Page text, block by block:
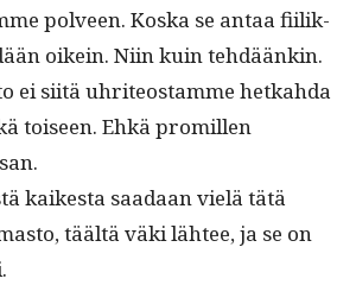
polveen. Kos­ka se antaa fiilik­
oikein. Niin kuin tehdäänkin.
ei siitä uhri­teostamme het­kah­da
toiseen. Ehkä promillen
kaikesta saadaan vielä tätä
täältä väki läh­tee, ja se on